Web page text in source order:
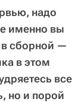
надо
именно вы
в сборной —
в этом
все
но и порой